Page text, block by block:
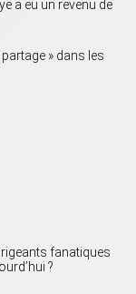
a eu un revenu de
» dans les
fanatiques
?